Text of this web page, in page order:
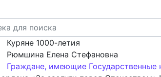
Куряне 1000-летия
Рюмшина Елена Стефановна
Граждане, имеющие